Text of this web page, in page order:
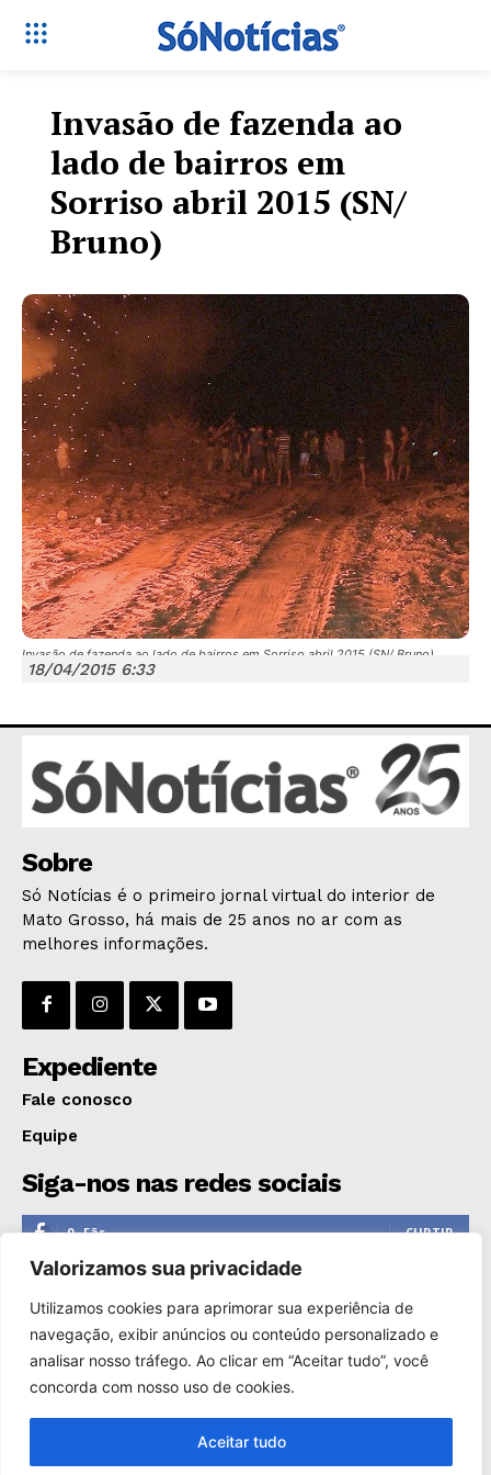
Só Notícias
JUNTE-SE NO WHATSAPP
HOME
POLÍCIA
ESPORTES
ECONOMIA
GERAL
EDUCAÇÃO
SAÚDE
AGRONOTÍCIAS
ÚLTIMAS NOTÍCIAS
Valorizamos sua privacidade
Utilizamos cookies para aprimorar sua experiência de
navegação, exibir anúncios ou conteúdo personalizado e
analisar nosso tráfego. Ao clicar em “Aceitar tudo”, você
concorda com nosso uso de cookies.
Aceitar tudo
Invasão de fazenda ao
lado de bairros em
Sorriso abril 2015 (SN/
Bruno)
Invasão de fazenda ao lado de bairros em Sorriso abril 2015 (SN/ Bruno)
18/04/2015 6:33
Sobre
Só Notícias é o primeiro jornal virtual do interior de
Mato Grosso, há mais de 25 anos no ar com as
melhores informações.
Expediente
Fale conosco
Equipe
Siga-nos nas redes sociais
0 Fãs CURTIR
0 Seguidores
1,110 Seguidores SEGUIR
0 Inscritos INSCREVER
Copyright © 2000-2025. Reprodução proibida sem a autorização
de Só Notícias.